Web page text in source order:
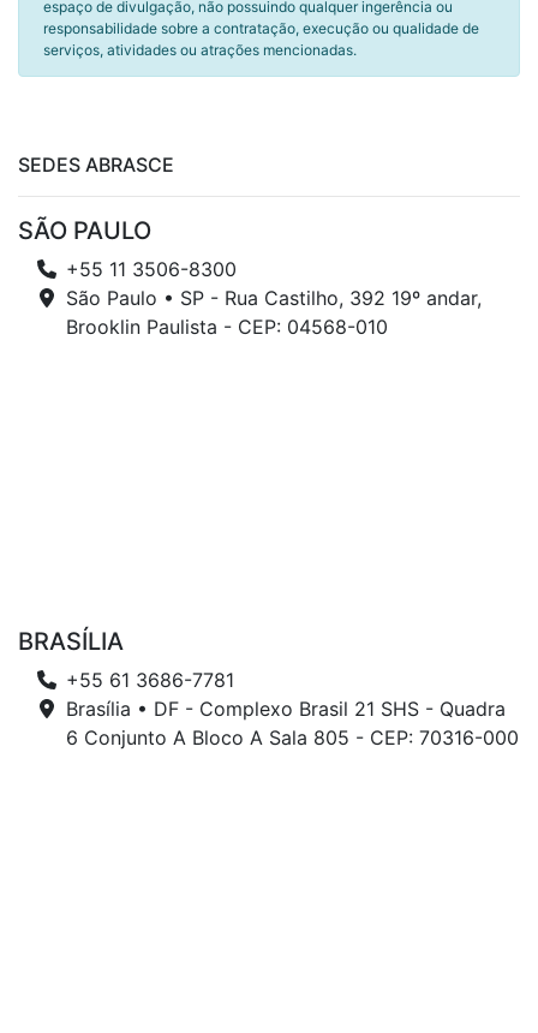
espaço de divulgação, não possuindo qualquer ingerência ou
responsabilidade sobre a contratação, execução ou qualidade de
serviços, atividades ou atrações mencionadas.
SEDES ABRASCE
SÃO PAULO
+55 11 3506-8300
São Paulo • SP - Rua Castilho, 392 19º andar,
Brooklin Paulista - CEP: 04568-010
BRASÍLIA
+55 61 3686-7781
Brasília • DF - Complexo Brasil 21 SHS - Quadra
6 Conjunto A Bloco A Sala 805 - CEP: 70316-000